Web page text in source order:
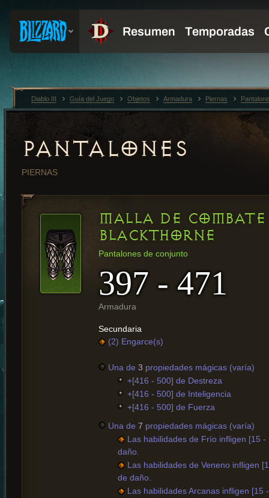
PANTALONES
PIERNAS
MALLA DE
BLACKTHORNE
Pantalones de conjunto
397 - 471
Armadura
Secundaria
(2) Engarce(s)
Una de 3 propiedades mágicas (varía)
+[416 - 500] de Destreza
+[416 - 500] de Inteligencia
+[416 - 500] de Fuerza
Una de 7 propiedades mágicas (varía)
Las habilidades de Frío infligen [15 -
daño.
Las habilidades de Veneno infligen
de daño.
Las habilidades Arcanas infligen [15
Diablo III Guía del Juego Objetos Armadura Piernas